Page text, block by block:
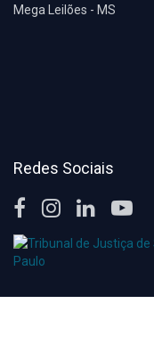
Mega Leilões - MS
Redes Sociais